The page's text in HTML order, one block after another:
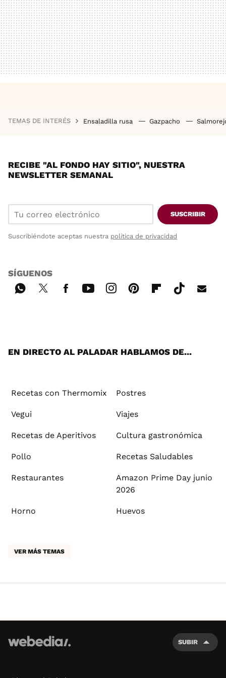
TEMAS DE INTERÉS Ensaladilla rusa Gazpacho
RECIBE "AL FONDO HAY SITIO", NUESTRA
NEWSLETTER SEMANAL
SUSCRIBIR
Suscribiéndote aceptas nuestra política de privacidad
SÍGUENOS
EN DIRECTO AL PALADAR HABLAMOS DE...
Recetas con Thermomix Postres
Vegui Viajes
Recetas de Aperitivos Cultura gastronómica
Pollo Recetas Saludables
Restaurantes
Amazon Prime Day junio
2026
Horno Huevos
VER MÁS TEMAS
SUBIR